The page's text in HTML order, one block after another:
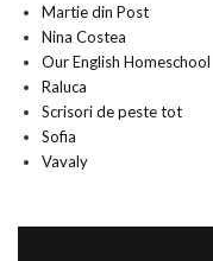
Martie din Post
Nina Costea
Our English Homeschool
Raluca
Scrisori de peste tot
Sofia
Vavaly